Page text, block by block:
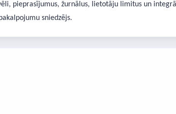
pieprasījumus, žurnālus, lietotāju limitus un
sniedzējs.